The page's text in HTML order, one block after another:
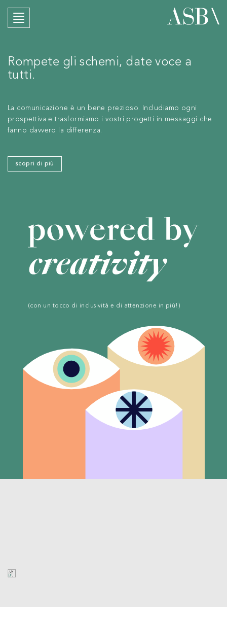
Rompete gli schemi, date voce a
tutti.
La comunicazione è un bene prezioso. Includiamo ogni
prospettiva e trasformiamo i vostri progetti in messaggi che
fanno davvero la differenza.
scopri di più
(con un tocco di inclusività e di attenzione in più!)